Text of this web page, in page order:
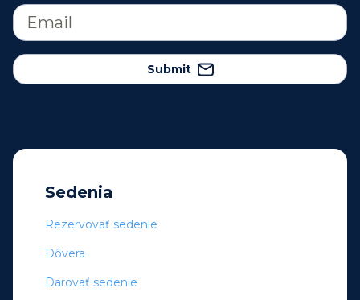
Submit
Sedenia
Rezervovať sedenie
Dôvera
Darovať sedenie